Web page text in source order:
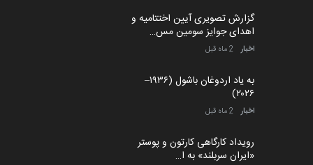
گزارش تصویری آیین اختتامیه و
اهدای جوایز سومین مس…
اخبار 2 ماه قبل
به یاد اردوغان باشول (۱۹۳۶–
۲۰۲۶)
اخبار 2 ماه قبل
رویداد کارگاهی کارتون و پوستر
«ایران سربلند» به ا…